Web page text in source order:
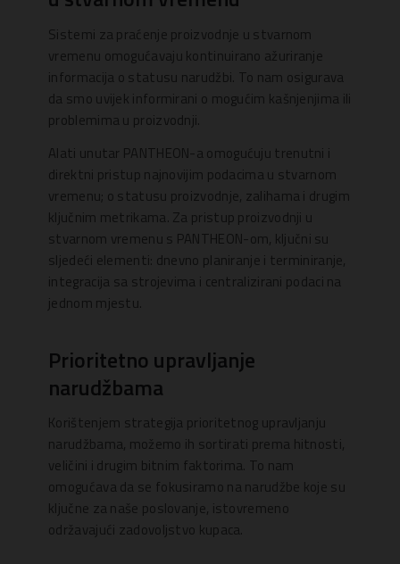
Sistemi za praćenje proizvodnje u stvarnom
vremenu omogućavaju kontinuirano ažuriranje
informacija o statusu narudžbi. To nam osigurava
da smo uvijek informirani o mogućim kašnjenjima ili
problemima u proizvodnji.
Alati unutar PANTHEON-a omogućuju trenutni i
direktni pristup najnovijim podacima u stvarnom
vremenu; o statusu proizvodnje, zalihama i drugim
ključnim metrikama. Za pristup proizvodnji u
stvarnom vremenu s PANTHEON-om, ključni su
sljedeći elementi: dnevno planiranje i terminiranje,
integracija sa strojevima i centralizirani podaci na
jednom mjestu.
Prioritetno upravljanje
narudžbama
Korištenjem strategija prioritetnog upravljanju
narudžbama, možemo ih sortirati prema hitnosti,
veličini i drugim bitnim faktorima. To nam
omogućava da se fokusiramo na narudžbe koje su
ključne za naše poslovanje, istovremeno
održavajući zadovoljstvo kupaca.